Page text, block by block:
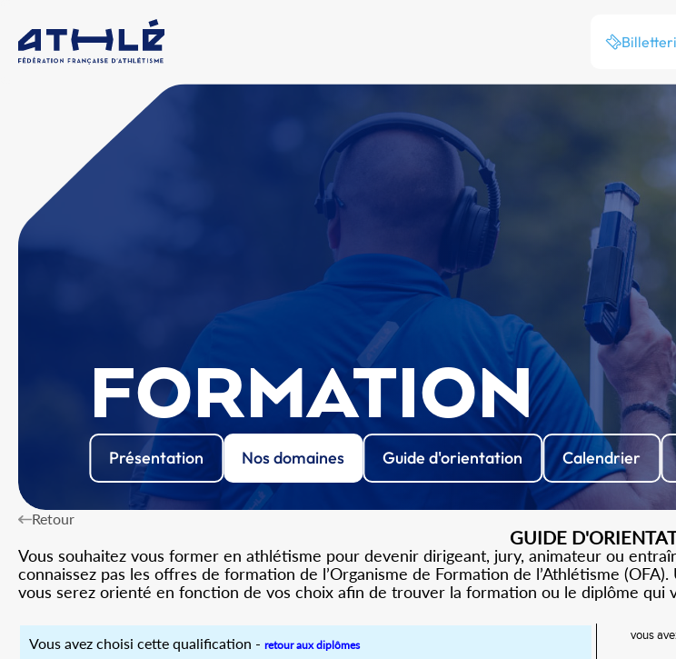
FORMATION
Présentation Nos domaines Guide d'orientation Calendrier
Retour
GUIDE
Vous souhaitez vous former en athlétisme pour devenir dirigeant, jury, animateur ou
connaissez pas les offres de formation de l’Organisme de Formation de l’Athlétisme
vous serez orienté en fonction de vos choix afin de trouver la formation ou le diplôme qui
Vous avez choisi cette qualification - retour aux diplômes
vous